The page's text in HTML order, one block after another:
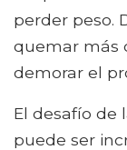
perder peso.
quemar más
demorar el
El desafío de
puede ser